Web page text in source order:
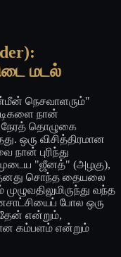
மடல்
நெசவாளரும்"
நான்
நேரத் தொழுகை
ஒரு விசித்திரமான
புரிந்து
"ஜீனத்" (அழகு),
தனது சொந்த தையலை
வந்த
போல ஒரு
என்றும்,
கம்பளம் என்றும்